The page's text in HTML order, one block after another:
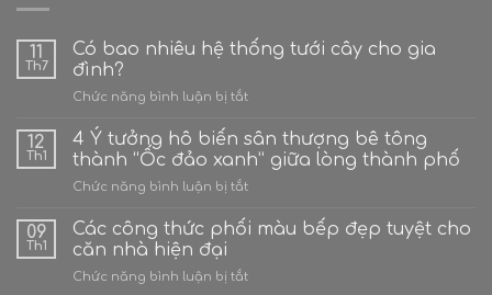
11
Th7
Có bao nhiêu hệ thống tưới cây cho gia
đình?
Chức năng bình luận bị tắtở
bao
nhiêu
hệ
thống
cây
đình?
12
Th1
4 Ý tưởng hô biến sân thượng bê tông
thành “Ốc đảo xanh” giữa lòng thành phố
Chức năng bình luận bị tắtở
Ý
biến
09
Th1
Các công thức phối màu bếp đẹp tuyệt cho
căn nhà hiện đại
Chức năng bình luận bị tắtở